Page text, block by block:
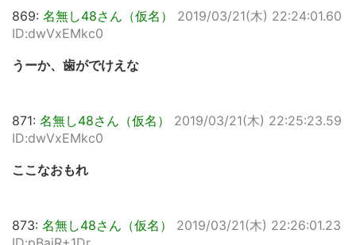
869: 名無し48さん（仮名）
2019/03/21(木) 22:24:01.60
ID:dwVxEMkc0
うーか、歯がでけえな
871: 名無し48さん（仮名）
2019/03/21(木) 22:25:23.59
ID:dwVxEMkc0
ここなおもれ
873: 名無し48さん（仮名）
2019/03/21(木) 22:26:01.23